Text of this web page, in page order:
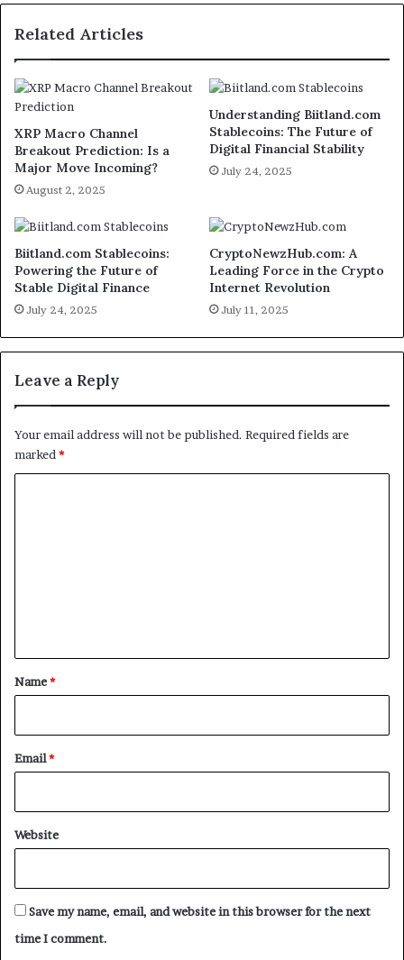
Related Articles
XRP Macro Channel
Breakout Prediction: Is a
Major Move Incoming?
August 2, 2025
Understanding Biitland.com
Stablecoins: The Future of
Digital Financial Stability
July 24, 2025
Biitland.com Stablecoins:
Powering the Future of
Stable Digital Finance
July 24, 2025
CryptoNewzHub.com: A
Leading Force in the Crypto
Internet Revolution
July 11, 2025
Leave a Reply
Your email address will not be published. Required fields are
marked *
*
Name*
Email*
Website
Save my name, email, and website in this browser for the next
time I comment.